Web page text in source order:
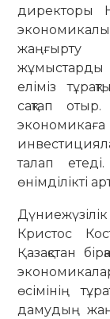
директоры
жаңғырту
еліміз
сақтап
экономикаға
талап
өнімділікті
Кристос
Қазақстан
өсімінің
дамудың